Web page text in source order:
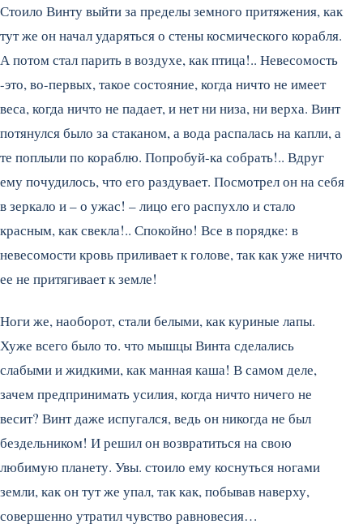
Стоило Винту выйти за пределы земного притяжения, как
тут же он начал ударяться о стены космического корабля.
А потом стал парить в воздухе, как птица!.. Невесомость
-это, во-первых, такое состояние, когда ничто не имеет
веса, когда ничто не падает, и нет ни низа, ни верха. Винт
потянулся было за стаканом, а вода распалась на капли, а
те поплыли по кораблю. Попробуй-ка собрать!.. Вдруг
ему почудилось, что его раздувает. Посмотрел он на себя
в зеркало и – о ужас! – лицо его распухло и стало
красным, как свекла!.. Спокойно! Все в порядке: в
невесомости кровь приливает к голове, так как уже ничто
ее не притягивает к земле!
Ноги же, наоборот, стали белыми, как куриные лапы.
Хуже всего было то. что мышцы Винта сделались
слабыми и жидкими, как манная каша! В самом деле,
зачем предпринимать усилия, когда ничто ничего не
весит? Винт даже испугался, ведь он никогда не был
бездельником! И решил он возвратиться на свою
любимую планету. Увы. стоило ему коснуться ногами
земли, как он тут же упал, так как, побывав наверху,
совершенно утратил чувство равновесия…